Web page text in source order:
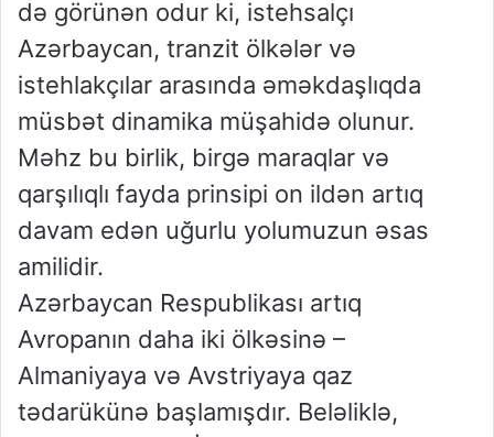
də görünən odur ki, istehsalçı
Azərbaycan, tranzit ölkələr və
istehlakçılar arasında əməkdaşlıqda
müsbət dinamika müşahidə olunur.
Məhz bu birlik, birgə maraqlar və
qarşılıqlı fayda prinsipi on ildən artıq
davam edən uğurlu yolumuzun əsas
amilidir.
Azərbaycan Respublikası artıq
Avropanın daha iki ölkəsinə –
Almaniyaya və Avstriyaya qaz
tədarükünə başlamışdır. Beləliklə,